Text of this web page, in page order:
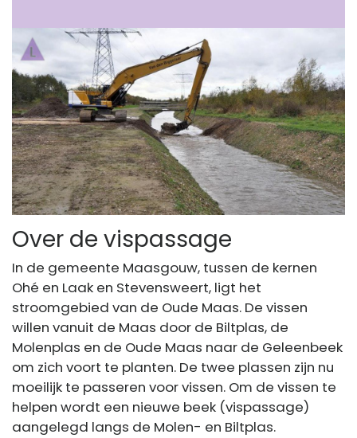
Over de vispassage
In de gemeente Maasgouw, tussen de kernen
Ohé en Laak en Stevensweert, ligt het
stroomgebied van de Oude Maas. De vissen
willen vanuit de Maas door de Biltplas, de
Molenplas en de Oude Maas naar de Geleenbeek
om zich voort te planten. De twee plassen zijn nu
moeilijk te passeren voor vissen. Om de vissen te
helpen wordt een nieuwe beek (vispassage)
aangelegd langs de Molen- en Biltplas.